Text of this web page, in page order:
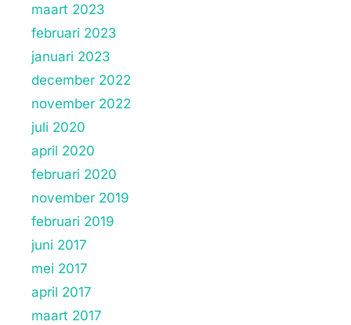
maart 2023
februari 2023
januari 2023
december 2022
november 2022
juli 2020
april 2020
februari 2020
november 2019
februari 2019
juni 2017
mei 2017
april 2017
maart 2017